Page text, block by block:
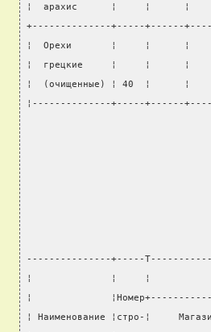
¦  арахис      ¦     ¦
+--------------+-----+------
¦  Орехи       ¦     ¦
¦  грецкие     ¦     ¦
¦  (очищенные) ¦ 40  ¦
¦--------------+-----+------
---------------+-----
¦              ¦     ¦
¦
¦ Наименование ¦стро-¦